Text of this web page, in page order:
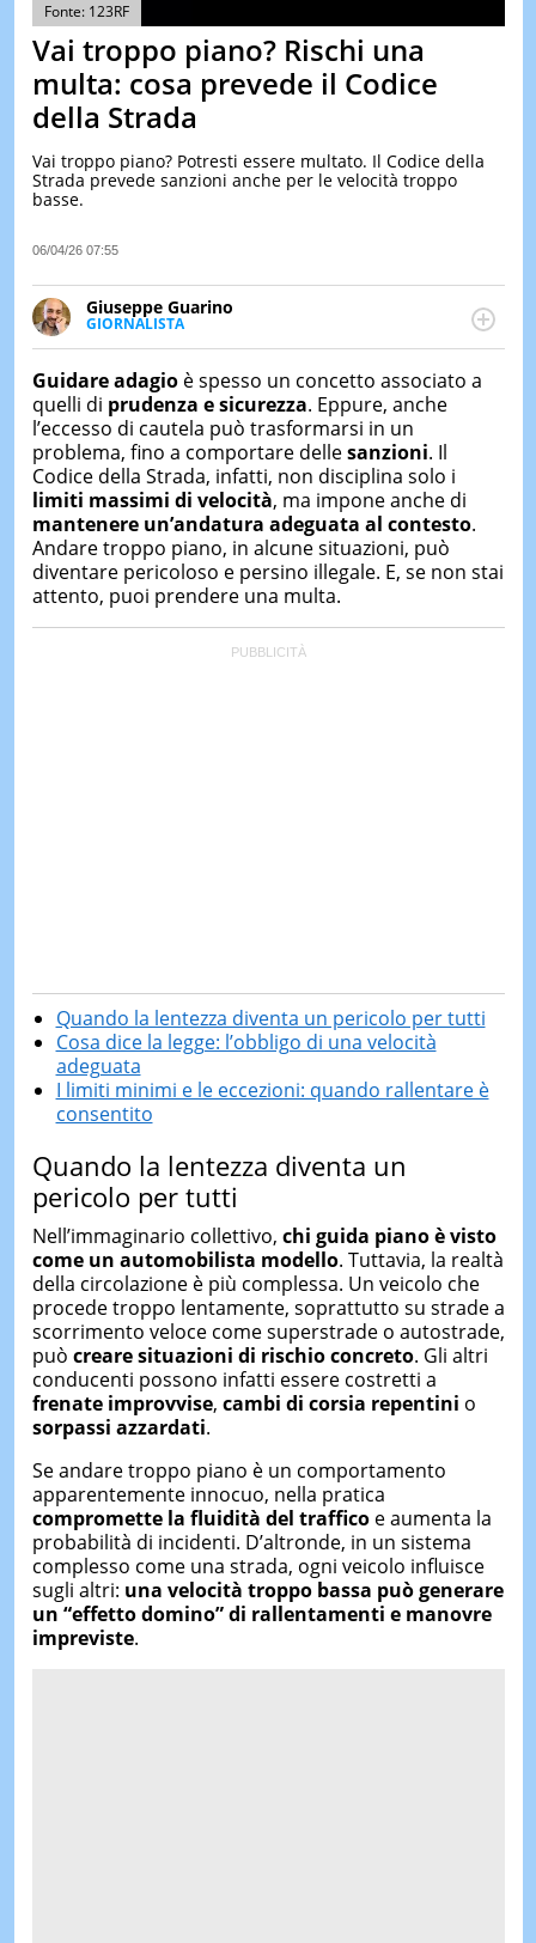
TEST
LE
DI
IERI
Fonte: 123RF
Vai troppo piano? Rischi una
multa: cosa prevede il Codice
della Strada
Vai troppo piano? Potresti essere multato. Il Codice della
Strada prevede sanzioni anche per le velocità troppo
basse.
06/04/26 07:55
Giuseppe Guarino
GIORNALISTA
Ph(D) in Diritto Comparato e processi di
particolare sulla Storia contemporanea di America
Latina e Spagna. Collabora con numerose testate ed
è presidente dell'Associazione Culturale "La
Biblioteca del Sannio".
Guidareadagio è spesso un concetto associato a
quelli di prudenza e sicurezza. Eppure, anche
l’eccesso di cautela può trasformarsi in un
problema, fino a comportare dellesanzioni. Il
Codice della Strada, infatti, non disciplina solo i
limiti massimi di velocità, ma impone anche di
mantenere un’andatura adeguata al contesto.
Andare troppo piano, in alcune situazioni, può
diventare pericoloso e persino illegale. E, se non stai
attento, puoi prendere una multa.
Quando la lentezza diventa un pericolo per tutti
Cosa dice la legge: l’obbligo di una velocità
adeguata
I limiti minimi e le eccezioni: quando rallentare è
consentito
Quando la lentezza diventa un
pericolo per tutti
Nell’immaginario collettivo, chi guida piano è visto
come un automobilista modello. Tuttavia, la realtà
della circolazione è più complessa. Un veicolo che
procede troppo lentamente, soprattutto su strade a
scorrimento veloce come superstrade o autostrade,
può creare situazioni di rischio concreto. Gli altri
conducenti possono infatti essere costretti a
frenate improvvise, cambi di corsia repentini o
sorpassi azzardati.
Se andare troppo piano è un comportamento
apparentemente innocuo, nella pratica
compromette la fluidità del traffico e aumenta la
probabilità di incidenti. D’altronde, in un sistema
complesso come una strada, ogni veicolo influisce
sugli altri: una velocità troppo bassa può generare
un “effetto domino” di rallentamenti e manovre
impreviste.